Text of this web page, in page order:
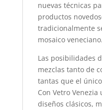
nuevas técnicas
productos
tradicionalmente
mosaico veneciano.
Las posibilidades
mezclas tanto de
tantas que el
Con Vetro
diseños clásicos,